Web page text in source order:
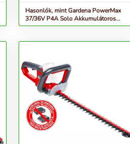
Hasonlók, mint Gardena PowerMax
37/36V P4A Solo Akkumulátoros
Fűnyíró (Akku és t...